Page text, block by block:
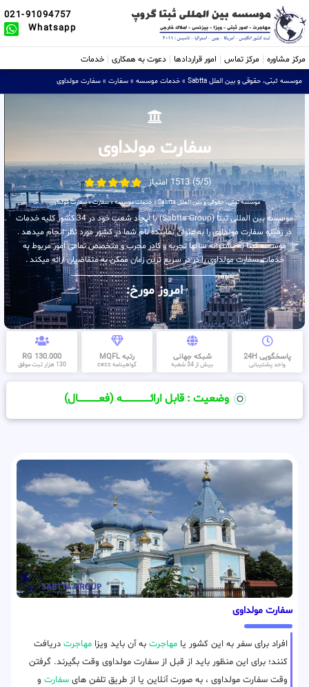
021-91094757
Whatsapp
مرکز مشاوره مرکز تماس امور قراردادها دعوت به همکاری خدمات
موسسه ثبتی، حقوقی و بین الملل Sabtta » خدمات موسسه » سفارت » سفارت مولداوی
سفارت مولداوی
(5/5) 1513 امتیاز
موسسه ثبتی، حقوقی و بین الملل Sabtta »خدمات موسسه»سفارت»سفارت مولداوی
موسسه بین المللی ثبتا (Sabtta Group) با ایجاد شعب خود در 34 کشور کلیه خدمات
در زمینه سفارت مولداوی را به عنوان نماینده تام شما در کشور مورد نظر انجام میدهد .
موسسه ثبتا به پشتوانه سالها تجربه و کادر مجرب و متخصص تمامی امور مربوط به
خدمات سفارت مولداوی را در در سریع ترین زمان ممکن به متقاضیان ارائه میکند .
امروز مورخ:
پاسخگویی 24H
واحد پشتیبانی
شبکه جهانی
بیش از 34 شعبه
رتبه MQFL
گواهینامه cess
130.000 RG
130 هزار ثبت موفق
وضعیت : قابل ارائــــــــــــــــــــه (فعـــــــــــــــال)
سفارت مولداوی
افراد برای سفر به این کشور یا مهاجرت به آن باید ویزا مهاجرت دریافت
کنند؛ برای این منظور باید از قبل از سفارت مولداوی وقت بگیرند. گرفتن
وقت سفارت مولداوی ، به صورت آنلاین یا از طریق تلفن های سفارت و